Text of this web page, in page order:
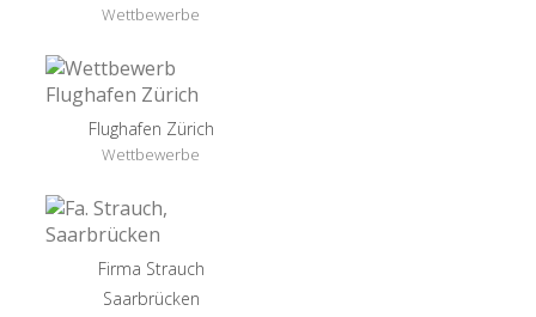
Wettbewerbe
Flughafen Zürich
Wettbewerbe
Firma Strauch
Saarbrücken